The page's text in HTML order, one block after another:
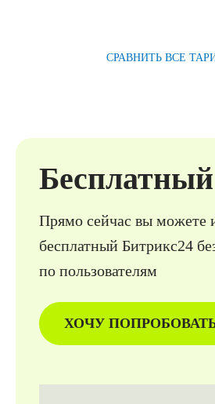
СРАВНИТЬ ВСЕ
Прямо сейчас вы можете
бесплатный Битрикс24
по пользователям
ХОЧУ